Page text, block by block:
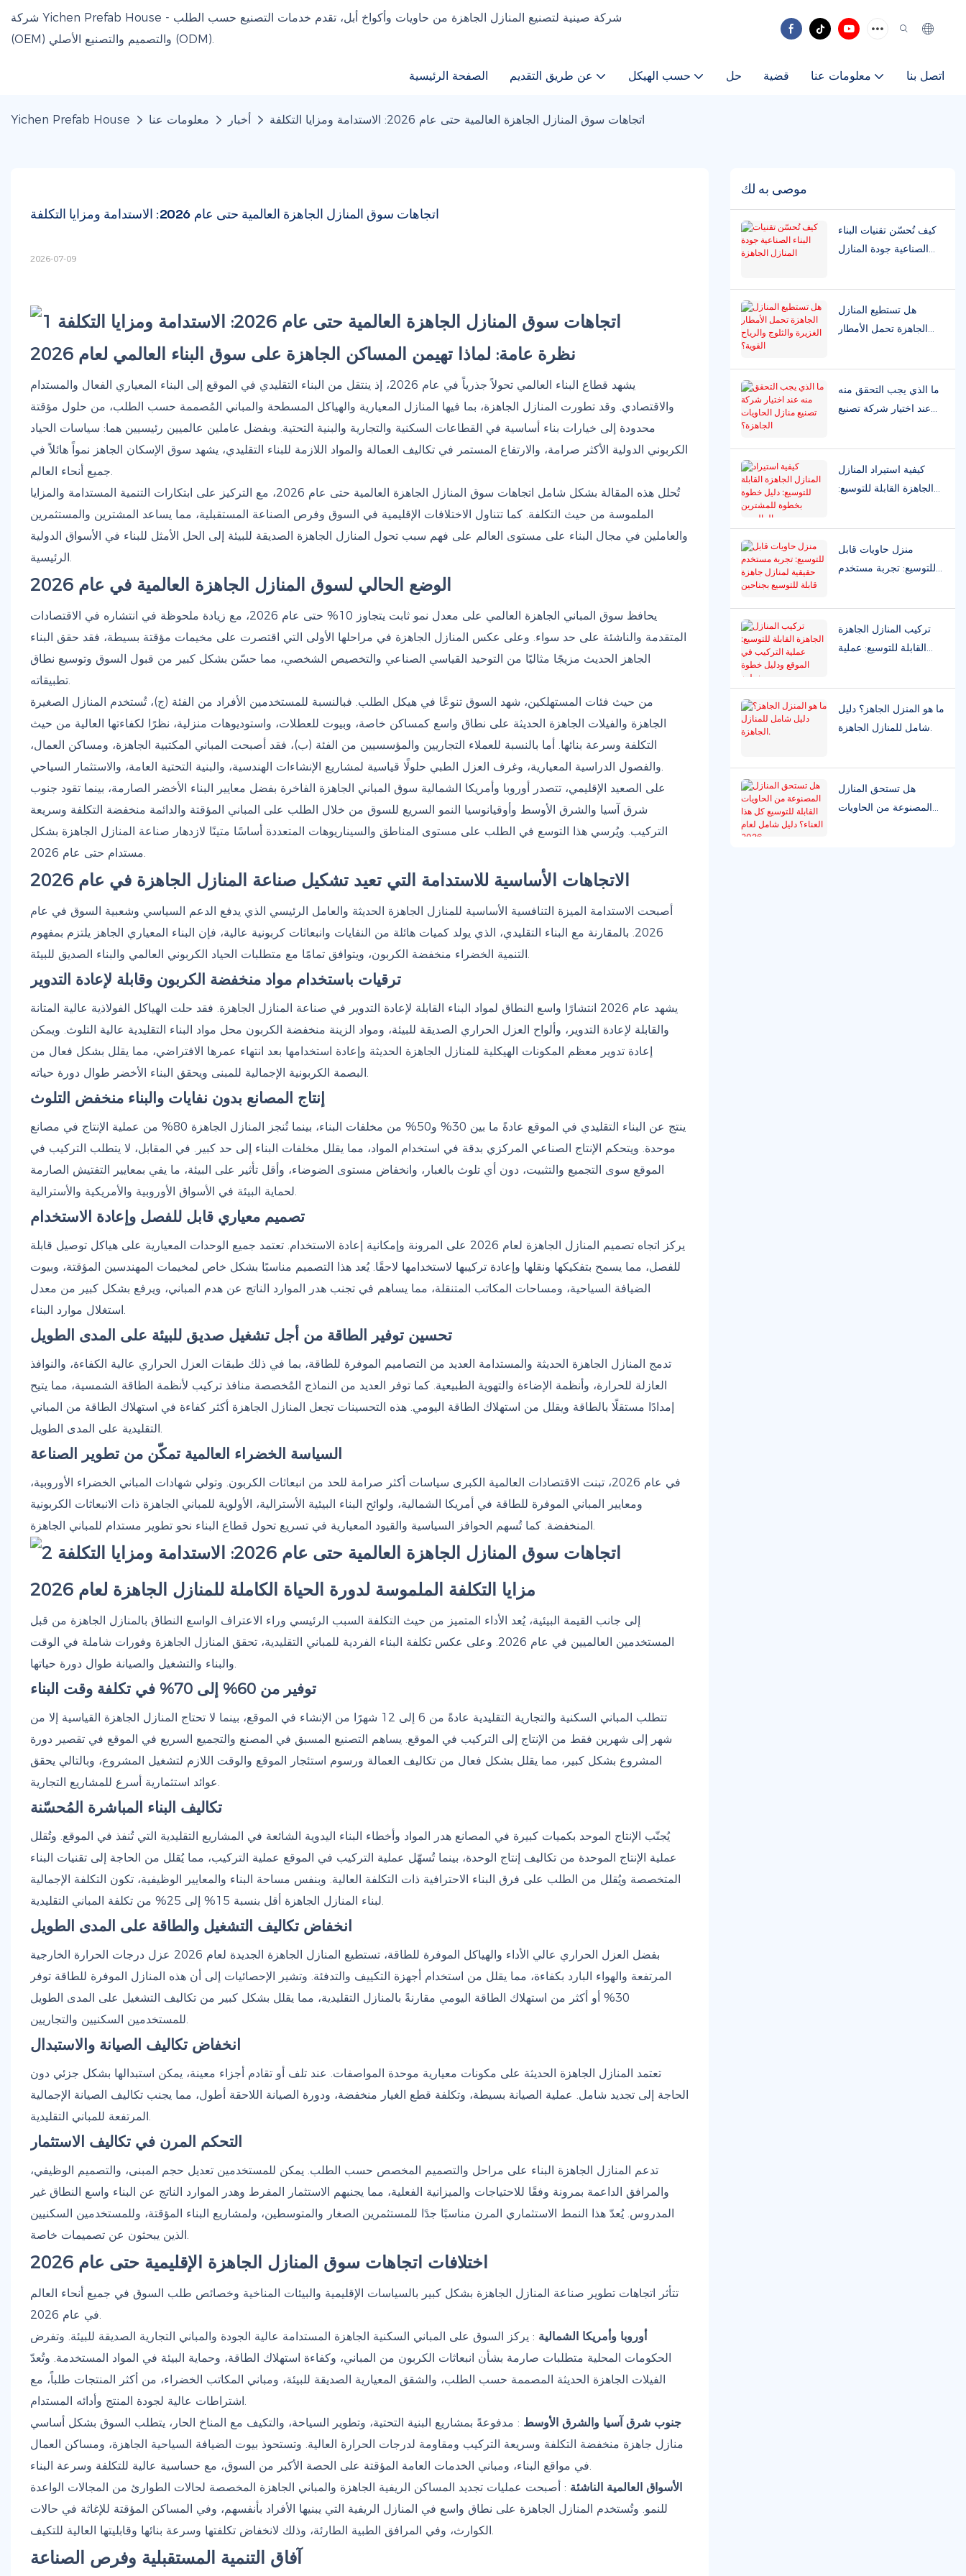
شركة Yichen Prefab House - شركة صينية لتصنيع المنازل الجاهزة من حاويات وأكواخ أبل، تقدم خدمات التصنيع حسب الطلب
(OEM) والتصميم والتصنيع الأصلي (ODM).
الصفحة الرئيسية عن طريق التقديم حسب الهيكل حل قضية معلومات عنا اتصل بنا
Yichen Prefab House معلومات عنا أخبار اتجاهات سوق المنازل الجاهزة العالمية حتى عام 2026: الاستدامة ومزايا التكلفة
اتجاهات سوق المنازل الجاهزة العالمية حتى عام 2026: الاستدامة ومزايا التكلفة
2026-07-09
نظرة عامة: لماذا تهيمن المساكن الجاهزة على سوق البناء العالمي لعام 2026
يشهد قطاع البناء العالمي تحولاً جذرياً في عام 2026، إذ ينتقل من البناء التقليدي في الموقع إلى البناء المعياري الفعال والمستدام
والاقتصادي. وقد تطورت المنازل الجاهزة، بما فيها المنازل المعيارية والهياكل المسطحة والمباني المُصممة حسب الطلب، من حلول مؤقتة
محدودة إلى خيارات بناء أساسية في القطاعات السكنية والتجارية والبنية التحتية. وبفضل عاملين عالميين رئيسيين هما: سياسات الحياد
الكربوني الدولية الأكثر صرامة، والارتفاع المستمر في تكاليف العمالة والمواد اللازمة للبناء التقليدي، يشهد سوق الإسكان الجاهز نمواً هائلاً في
جميع أنحاء العالم.
تُحلل هذه المقالة بشكل شامل اتجاهات سوق المنازل الجاهزة العالمية حتى عام 2026، مع التركيز على ابتكارات التنمية المستدامة والمزايا
الملموسة من حيث التكلفة. كما تتناول الاختلافات الإقليمية في السوق وفرص الصناعة المستقبلية، مما يساعد المشترين والمستثمرين
والعاملين في مجال البناء على مستوى العالم على فهم سبب تحول المنازل الجاهزة الصديقة للبيئة إلى الحل الأمثل للبناء في الأسواق الدولية
الرئيسية.
الوضع الحالي لسوق المنازل الجاهزة العالمية في عام 2026
يحافظ سوق المباني الجاهزة العالمي على معدل نمو ثابت يتجاوز 10% حتى عام 2026، مع زيادة ملحوظة في انتشاره في الاقتصادات
المتقدمة والناشئة على حد سواء. وعلى عكس المنازل الجاهزة في مراحلها الأولى التي اقتصرت على مخيمات مؤقتة بسيطة، فقد حقق البناء
الجاهز الحديث مزيجًا مثاليًا من التوحيد القياسي الصناعي والتخصيص الشخصي، مما حسّن بشكل كبير من قبول السوق وتوسيع نطاق
تطبيقاته.
من حيث فئات المستهلكين، شهد السوق تنوعًا في هيكل الطلب. فبالنسبة للمستخدمين الأفراد من الفئة (ج)، تُستخدم المنازل الصغيرة
الجاهزة والفيلات الجاهزة الحديثة على نطاق واسع كمساكن خاصة، وبيوت للعطلات، واستوديوهات منزلية، نظرًا لكفاءتها العالية من حيث
التكلفة وسرعة بنائها. أما بالنسبة للعملاء التجاريين والمؤسسيين من الفئة (ب)، فقد أصبحت المباني المكتبية الجاهزة، ومساكن العمال،
والفصول الدراسية المعيارية، وغرف العزل الطبي حلولًا قياسية لمشاريع الإنشاءات الهندسية، والبنية التحتية العامة، والاستثمار السياحي.
على الصعيد الإقليمي، تتصدر أوروبا وأمريكا الشمالية سوق المباني الجاهزة الفاخرة بفضل معايير البناء الأخضر الصارمة، بينما تقود جنوب
شرق آسيا والشرق الأوسط وأوقيانوسيا النمو السريع للسوق من خلال الطلب على المباني المؤقتة والدائمة منخفضة التكلفة وسريعة
التركيب. ويُرسي هذا التوسع في الطلب على مستوى المناطق والسيناريوهات المتعددة أساسًا متينًا لازدهار صناعة المنازل الجاهزة بشكل
مستدام حتى عام 2026.
الاتجاهات الأساسية للاستدامة التي تعيد تشكيل صناعة المنازل الجاهزة في عام 2026
أصبحت الاستدامة الميزة التنافسية الأساسية للمنازل الجاهزة الحديثة والعامل الرئيسي الذي يدفع الدعم السياسي وشعبية السوق في عام
2026. بالمقارنة مع البناء التقليدي، الذي يولد كميات هائلة من النفايات وانبعاثات كربونية عالية، فإن البناء المعياري الجاهز يلتزم بمفهوم
التنمية الخضراء منخفضة الكربون، ويتوافق تمامًا مع متطلبات الحياد الكربوني العالمي والبناء الصديق للبيئة.
ترقيات باستخدام مواد منخفضة الكربون وقابلة لإعادة التدوير
يشهد عام 2026 انتشارًا واسع النطاق لمواد البناء القابلة لإعادة التدوير في صناعة المنازل الجاهزة. فقد حلت الهياكل الفولاذية عالية المتانة
والقابلة لإعادة التدوير، وألواح العزل الحراري الصديقة للبيئة، ومواد الزينة منخفضة الكربون محل مواد البناء التقليدية عالية التلوث. ويمكن
إعادة تدوير معظم المكونات الهيكلية للمنازل الجاهزة الحديثة وإعادة استخدامها بعد انتهاء عمرها الافتراضي، مما يقلل بشكل فعال من
البصمة الكربونية الإجمالية للمبنى ويحقق البناء الأخضر طوال دورة حياته.
إنتاج المصانع بدون نفايات والبناء منخفض التلوث
ينتج عن البناء التقليدي في الموقع عادةً ما بين 30% و50% من مخلفات البناء، بينما تُنجز المنازل الجاهزة 80% من عملية الإنتاج في مصانع
موحدة. ويتحكم الإنتاج الصناعي المركزي بدقة في استخدام المواد، مما يقلل مخلفات البناء إلى حد كبير. في المقابل، لا يتطلب التركيب في
الموقع سوى التجميع والتثبيت، دون أي تلوث بالغبار، وانخفاض مستوى الضوضاء، وأقل تأثير على البيئة، ما يفي بمعايير التفتيش الصارمة
لحماية البيئة في الأسواق الأوروبية والأمريكية والأسترالية.
تصميم معياري قابل للفصل وإعادة الاستخدام
يركز اتجاه تصميم المنازل الجاهزة لعام 2026 على المرونة وإمكانية إعادة الاستخدام. تعتمد جميع الوحدات المعيارية على هياكل توصيل قابلة
للفصل، مما يسمح بتفكيكها ونقلها وإعادة تركيبها لاستخدامها لاحقًا. يُعد هذا التصميم مناسبًا بشكل خاص لمخيمات المهندسين المؤقتة، وبيوت
الضيافة السياحية، ومساحات المكاتب المتنقلة، مما يساهم في تجنب هدر الموارد الناتج عن هدم المباني، ويرفع بشكل كبير من معدل
استغلال موارد البناء.
تحسين توفير الطاقة من أجل تشغيل صديق للبيئة على المدى الطويل
تدمج المنازل الجاهزة الحديثة والمستدامة العديد من التصاميم الموفرة للطاقة، بما في ذلك طبقات العزل الحراري عالية الكفاءة، والنوافذ
العازلة للحرارة، وأنظمة الإضاءة والتهوية الطبيعية. كما توفر العديد من النماذج المُخصصة منافذ تركيب لأنظمة الطاقة الشمسية، مما يتيح
إمدادًا مستقلًا بالطاقة ويقلل من استهلاك الطاقة اليومي. هذه التحسينات تجعل المنازل الجاهزة أكثر كفاءة في استهلاك الطاقة من المباني
التقليدية على المدى الطويل.
السياسة الخضراء العالمية تمكّن من تطوير الصناعة
في عام 2026، تبنت الاقتصادات العالمية الكبرى سياسات أكثر صرامة للحد من انبعاثات الكربون. وتولي شهادات المباني الخضراء الأوروبية،
ومعايير المباني الموفرة للطاقة في أمريكا الشمالية، ولوائح البناء البيئية الأسترالية، الأولوية للمباني الجاهزة ذات الانبعاثات الكربونية
المنخفضة. كما تُسهم الحوافز السياسية والقيود المعيارية في تسريع تحول قطاع البناء نحو تطوير مستدام للمباني الجاهزة.
مزايا التكلفة الملموسة لدورة الحياة الكاملة للمنازل الجاهزة لعام 2026
إلى جانب القيمة البيئية، يُعد الأداء المتميز من حيث التكلفة السبب الرئيسي وراء الاعتراف الواسع النطاق بالمنازل الجاهزة من قبل
المستخدمين العالميين في عام 2026. وعلى عكس تكلفة البناء الفردية للمباني التقليدية، تحقق المنازل الجاهزة وفورات شاملة في الوقت
والبناء والتشغيل والصيانة طوال دورة حياتها.
توفير من 60% إلى 70% في تكلفة وقت البناء
تتطلب المباني السكنية والتجارية التقليدية عادةً من 6 إلى 12 شهرًا من الإنشاء في الموقع، بينما لا تحتاج المنازل الجاهزة القياسية إلا من
شهر إلى شهرين فقط من الإنتاج إلى التركيب في الموقع. يساهم التصنيع المسبق في المصنع والتجميع السريع في الموقع في تقصير دورة
المشروع بشكل كبير، مما يقلل بشكل فعال من تكاليف العمالة ورسوم استئجار الموقع والوقت اللازم لتشغيل المشروع، وبالتالي يحقق
عوائد استثمارية أسرع للمشاريع التجارية.
تكاليف البناء المباشرة المُحسّنة
يُجنّب الإنتاج الموحد بكميات كبيرة في المصانع هدر المواد وأخطاء البناء اليدوية الشائعة في المشاريع التقليدية التي تُنفذ في الموقع. وتُقلل
عملية الإنتاج الموحدة من تكاليف إنتاج الوحدة، بينما تُسهّل عملية التركيب في الموقع عملية التركيب، مما يُقلل من الحاجة إلى تقنيات البناء
المتخصصة ويُقلل من الطلب على فرق البناء الاحترافية ذات التكلفة العالية. وبنفس مساحة البناء والمعايير الوظيفية، تكون التكلفة الإجمالية
لبناء المنازل الجاهزة أقل بنسبة 15% إلى 25% من تكلفة المباني التقليدية.
انخفاض تكاليف التشغيل والطاقة على المدى الطويل
بفضل العزل الحراري عالي الأداء والهياكل الموفرة للطاقة، تستطيع المنازل الجاهزة الجديدة لعام 2026 عزل درجات الحرارة الخارجية
المرتفعة والهواء البارد بكفاءة، مما يقلل من استخدام أجهزة التكييف والتدفئة. وتشير الإحصائيات إلى أن هذه المنازل الموفرة للطاقة توفر
30% أو أكثر من استهلاك الطاقة اليومي مقارنةً بالمنازل التقليدية، مما يقلل بشكل كبير من تكاليف التشغيل على المدى الطويل
للمستخدمين السكنيين والتجاريين.
انخفاض تكاليف الصيانة والاستبدال
تعتمد المنازل الجاهزة الحديثة على مكونات معيارية موحدة المواصفات. عند تلف أو تقادم أجزاء معينة، يمكن استبدالها بشكل جزئي دون
الحاجة إلى تجديد شامل. عملية الصيانة بسيطة، وتكلفة قطع الغيار منخفضة، ودورة الصيانة اللاحقة أطول، مما يجنب تكاليف الصيانة الإجمالية
المرتفعة للمباني التقليدية.
التحكم المرن في تكاليف الاستثمار
تدعم المنازل الجاهزة البناء على مراحل والتصميم المخصص حسب الطلب. يمكن للمستخدمين تعديل حجم المبنى، والتصميم الوظيفي،
والمرافق الداعمة بمرونة وفقًا للاحتياجات والميزانية الفعلية، مما يجنبهم الاستثمار المفرط وهدر الموارد الناتج عن البناء واسع النطاق غير
المدروس. يُعدّ هذا النمط الاستثماري المرن مناسبًا جدًا للمستثمرين الصغار والمتوسطين، ولمشاريع البناء المؤقتة، وللمستخدمين السكنيين
الذين يبحثون عن تصميمات خاصة.
اختلافات اتجاهات سوق المنازل الجاهزة الإقليمية حتى عام 2026
تتأثر اتجاهات تطوير صناعة المنازل الجاهزة بشكل كبير بالسياسات الإقليمية والبيئات المناخية وخصائص طلب السوق في جميع أنحاء العالم
في عام 2026.
أوروبا وأمريكا الشمالية : يركز السوق على المباني السكنية الجاهزة المستدامة عالية الجودة والمباني التجارية الصديقة للبيئة. وتفرض
الحكومات المحلية متطلبات صارمة بشأن انبعاثات الكربون من المباني، وكفاءة استهلاك الطاقة، وحماية البيئة في المواد المستخدمة. وتُعدّ
الفيلات الجاهزة الحديثة المصممة حسب الطلب، والشقق المعيارية الصديقة للبيئة، ومباني المكاتب الخضراء، من أكثر المنتجات طلباً، مع
اشتراطات عالية لجودة المنتج وأدائه المستدام.
جنوب شرق آسيا والشرق الأوسط : مدفوعةً بمشاريع البنية التحتية، وتطوير السياحة، والتكيف مع المناخ الحار، يتطلب السوق بشكل أساسي
منازل جاهزة منخفضة التكلفة وسريعة التركيب ومقاومة لدرجات الحرارة العالية. وتستحوذ بيوت الضيافة السياحية الجاهزة، ومساكن العمال
في مواقع البناء، ومباني الخدمات العامة المؤقتة على الحصة الأكبر من السوق، مع حساسية عالية للتكلفة وسرعة البناء.
الأسواق العالمية الناشئة : أصبحت عمليات تجديد المساكن الريفية الجاهزة والمباني الجاهزة المخصصة لحالات الطوارئ من المجالات الواعدة
للنمو. وتُستخدم المنازل الجاهزة على نطاق واسع في المنازل الريفية التي يبنيها الأفراد بأنفسهم، وفي المساكن المؤقتة للإغاثة في حالات
الكوارث، وفي المرافق الطبية الطارئة، وذلك لانخفاض تكلفتها وسرعة بنائها وقابليتها العالية للتكيف.
آفاق التنمية المستقبلية وفرص الصناعة
موصى به لك
كيف تُحسّن تقنيات البناء
الصناعية جودة المنازل
هل تستطيع المنازل
الجاهزة تحمل الأمطار
ما الذي يجب التحقق منه
عند اختيار شركة تصنيع
كيفية استيراد المنازل
الجاهزة القابلة للتوسيع:
منزل حاويات قابل
للتوسيع: تجربة مستخدم
تركيب المنازل الجاهزة
القابلة للتوسيع: عملية
ما هو المنزل الجاهز؟ دليل
هل تستحق المنازل
المصنوعة من الحاويات